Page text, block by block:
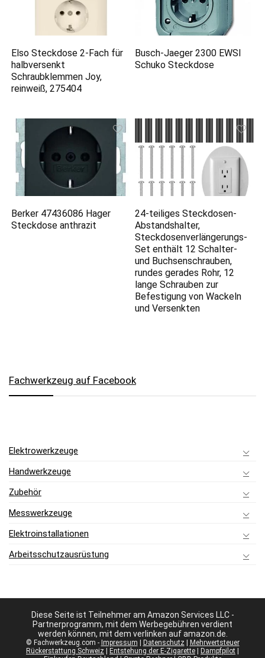
Elso Steckdose 2-Fach für
halbversenkt
Schraubklemmen Joy,
reinweiß, 275404
Busch-Jaeger 2300 EWSI
Schuko Steckdose
Berker 47436086 Hager
Steckdose anthrazit
24-teiliges Steckdosen-
Abstandshalter,
Steckdosenverlängerungs-
Set enthält 12 Schalter-
und Buchsenschrauben,
rundes gerades Rohr, 12
lange Schrauben zur
Befestigung von Wackeln
und Versenkten
Fachwerkzeug auf Facebook
Elektrowerkzeuge
Handwerkzeuge
Zubehör
Messwerkzeuge
Elektroinstallationen
Arbeitsschutzausrüstung
Diese Seite ist Teilnehmer am Amazon Services LLC -
Partnerprogramm, mit dem Werbegebühren verdient
werden können, mit dem verlinken auf amazon.de.
© Fachwerkzeug.com - Impressum Datenschutz|
Mehrwertsteuer
Rückerstattung Schweiz
Entstehung der E-Zigarette Dampfpilot